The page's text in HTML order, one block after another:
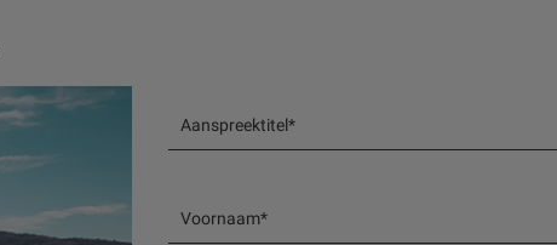
Aanspreektitel*
Voornaam*